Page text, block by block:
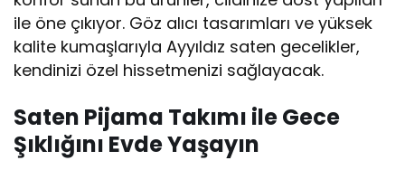
ile öne çıkıyor. Göz alıcı tasarımları ve yüksek
kalite kumaşlarıyla Ayyıldız saten gecelikler,
kendinizi özel hissetmenizi sağlayacak.
Saten Pijama Takımı ile Gece
Şıklığını Evde Yaşayın